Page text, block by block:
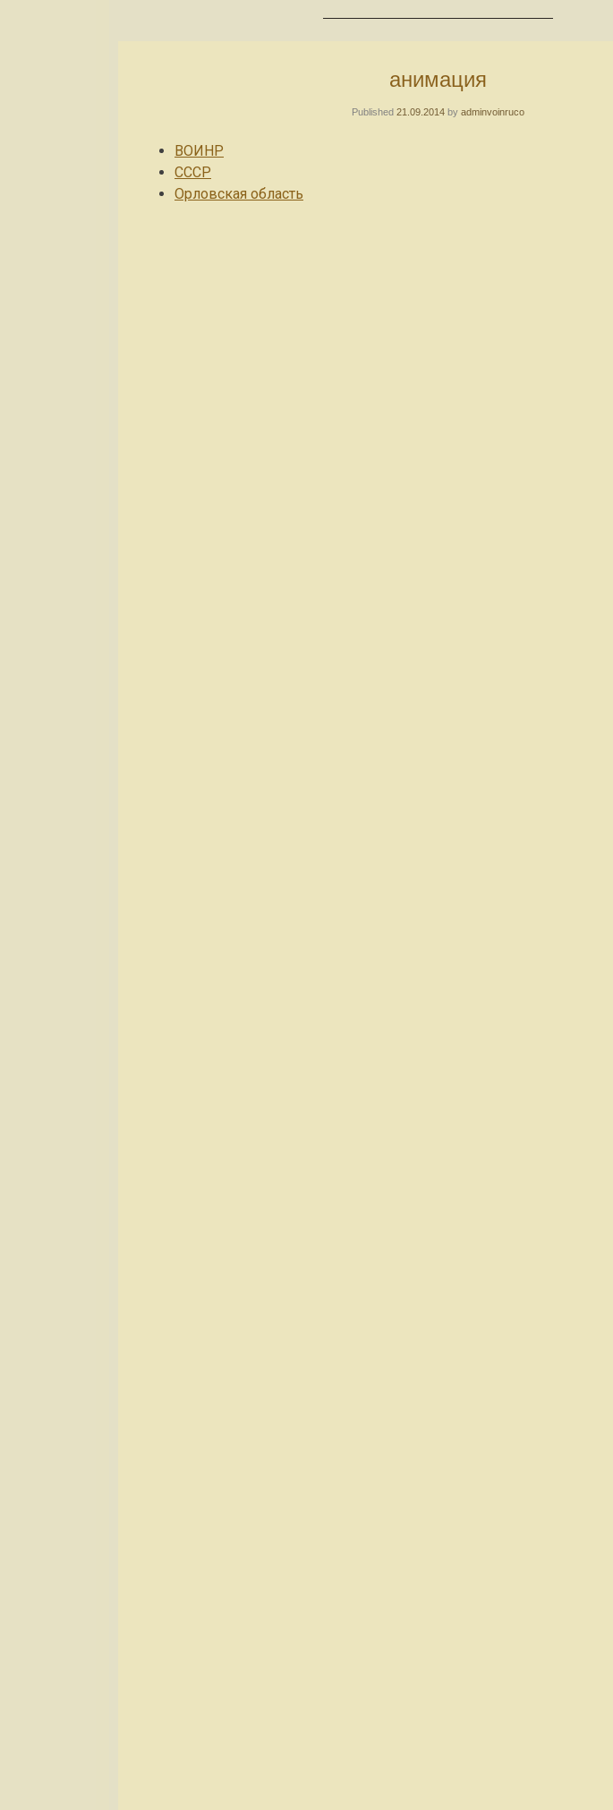
анимация
Published 21.09.2014 by adminvoinruco
ВOИНР
СССР
Орловская область